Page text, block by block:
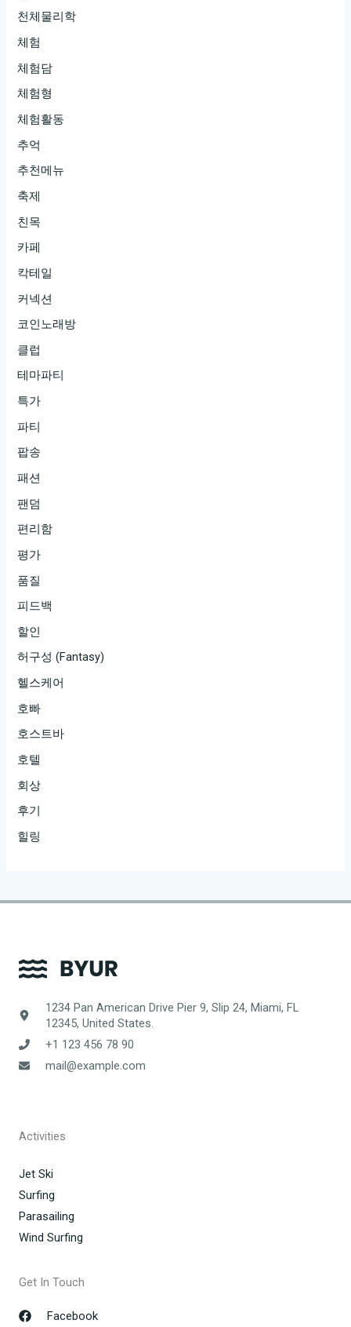
천체물리학
체험
체험담
체험형
체험활동
추억
추천메뉴
축제
친목
카페
칵테일
커넥션
코인노래방
클럽
테마파티
특가
파티
팝송
패션
팬덤
편리함
평가
품질
피드백
할인
허구성 (Fantasy)
헬스케어
호빠
호스트바
호텔
회상
후기
힐링
1234 Pan American Drive Pier 9, Slip 24, Miami, FL
12345, United States.
+1 123 456 78 90
mail@example.com
Activities
Jet Ski
Surfing
Parasailing
Wind Surfing
Get In Touch
Facebook